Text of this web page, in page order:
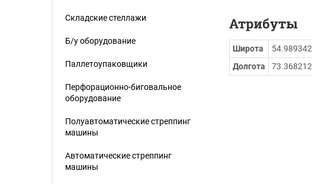
Складские стеллажи
Б/у оборудование
Паллетоупаковщики
Перфорационно-биговальное
оборудование
Полуавтоматические стреппинг
машины
Автоматические стреппинг
машины
Атрибуты
Широта
54.989342
Долгота
73.368212